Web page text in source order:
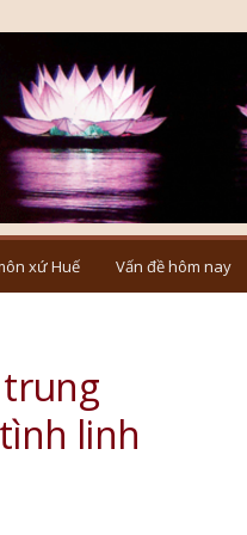
xứ Huế Vấn đề hôm nay
trung
linh